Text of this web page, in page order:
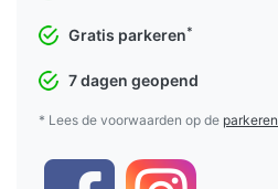
Gratis parkeren*
7 dagen geopend
* Lees de voorwaarden op de parkeren